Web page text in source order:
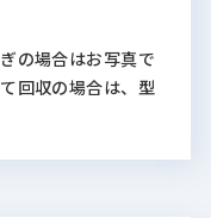
の場合はお写真で
回収の場合は、型